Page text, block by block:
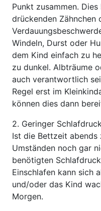
Punkt zusammen.
drückenden Zähnchen
Windeln, Durst oder
dem Kind einfach zu
zu dunkel. Albträume
auch verantwortlich
Regel erst im
können dies dann
2. Geringer
Ist die Bettzeit
Umständen noch gar
benötigten
Einschlafen kann sich
und/oder das Kind
Morgen.